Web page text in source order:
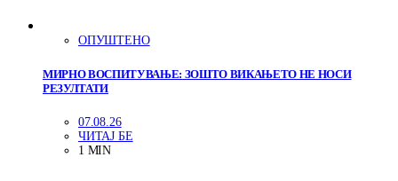
ОПУШТЕНО
МИРНО ВОСПИТУВАЊЕ: ЗОШТО ВИКАЊЕТО НЕ НОСИ
РЕЗУЛТАТИ
07.08.26
ЧИТАЈ БЕ
1 MIN